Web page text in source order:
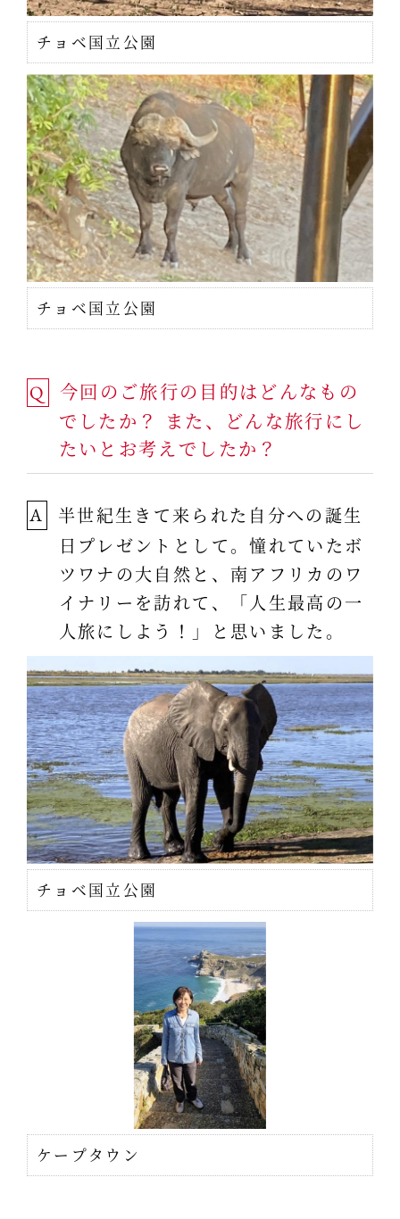
チョベ国立公園
チョベ国立公園
Q
今回のご旅行の目的はどんなもの
でしたか？ また、どんな旅行にし
たいとお考えでしたか？
A
半世紀生きて来られた自分への誕生
日プレゼントとして。憧れていたボ
ツワナの大自然と、南アフリカのワ
イナリーを訪れて、「人生最高の一
人旅にしよう！」と思いました。
チョベ国立公園
ケープタウン